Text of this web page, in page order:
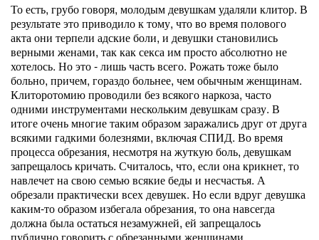
То есть, грубо говоря, молодым девушкам удаляли клитор. В
результате это приводило к тому, что во время полового
акта они терпели адские боли, и девушки становились
верными женами, так как секса им просто абсолютно не
хотелось. Но это - лишь часть всего. Рожать тоже было
больно, причем, гораздо больнее, чем обычным женщинам.
Клиторотомию проводили без всякого наркоза, часто
одними инструментами нескольким девушкам сразу. В
итоге очень многие таким образом заражались друг от друга
всякими гадкими болезнями, включая СПИД. Во время
процесса обрезания, несмотря на жуткую боль, девушкам
запрещалось кричать. Считалось, что, если она крикнет, то
навлечет на свою семью всякие беды и несчастья. А
обрезали практически всех девушек. Но если вдруг девушка
каким-то образом избегала обрезания, то она навсегда
должна была остаться незамужней, ей запрещалось